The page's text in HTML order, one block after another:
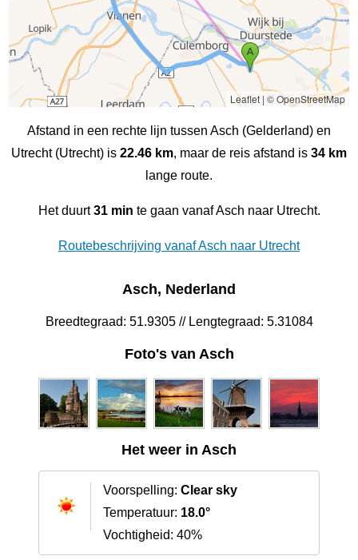
Leaflet| © OpenStreetMap
Afstand in een rechte lijn tussen Asch (Gelderland) en
Utrecht (Utrecht) is 22.46 km, maar de reis afstand is 34 km
lange route.
Het duurt31 min te gaan vanaf Asch naar Utrecht.
Routebeschrijving vanaf Asch naar Utrecht
Asch, Nederland
Breedtegraad: 51.9305 // Lengtegraad: 5.31084
Foto's van Asch
Het weer in Asch
Voorspelling: Clear sky
Temperatuur: 18.0°
Vochtigheid: 40%